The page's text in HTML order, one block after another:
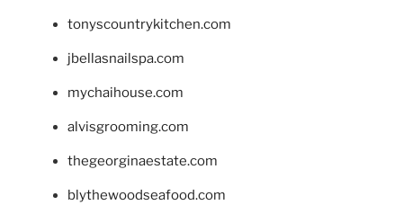
tonyscountrykitchen.com
jbellasnailspa.com
mychaihouse.com
alvisgrooming.com
thegeorginaestate.com
blythewoodseafood.com